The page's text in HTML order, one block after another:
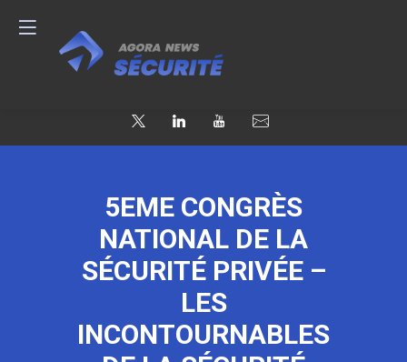
5EME CONGRÈS
NATIONAL DE LA
SÉCURITÉ PRIVÉE –
LES
INCONTOURNABLES